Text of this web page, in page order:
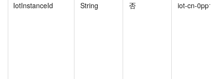
IotInstanceId String 否 iot-cn-